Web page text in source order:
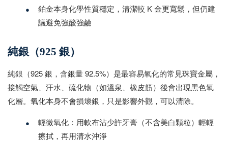
•
鉑金本身化學性質穩定，清潔較 K 金更寬鬆，但仍建
議避免強酸強鹼
純銀（925 銀）
純銀（925 銀，含銀量 92.5%）是最容易氧化的常見珠寶金屬，
接觸空氣、汗水、硫化物（如溫泉、橡皮筋）後會出現黑色氧
化層。氧化本身不會損壞銀，只是影響外觀，可以清除。
•
輕微氧化：用軟布沾少許牙膏（不含美白顆粒）輕輕
擦拭，再用清水沖淨